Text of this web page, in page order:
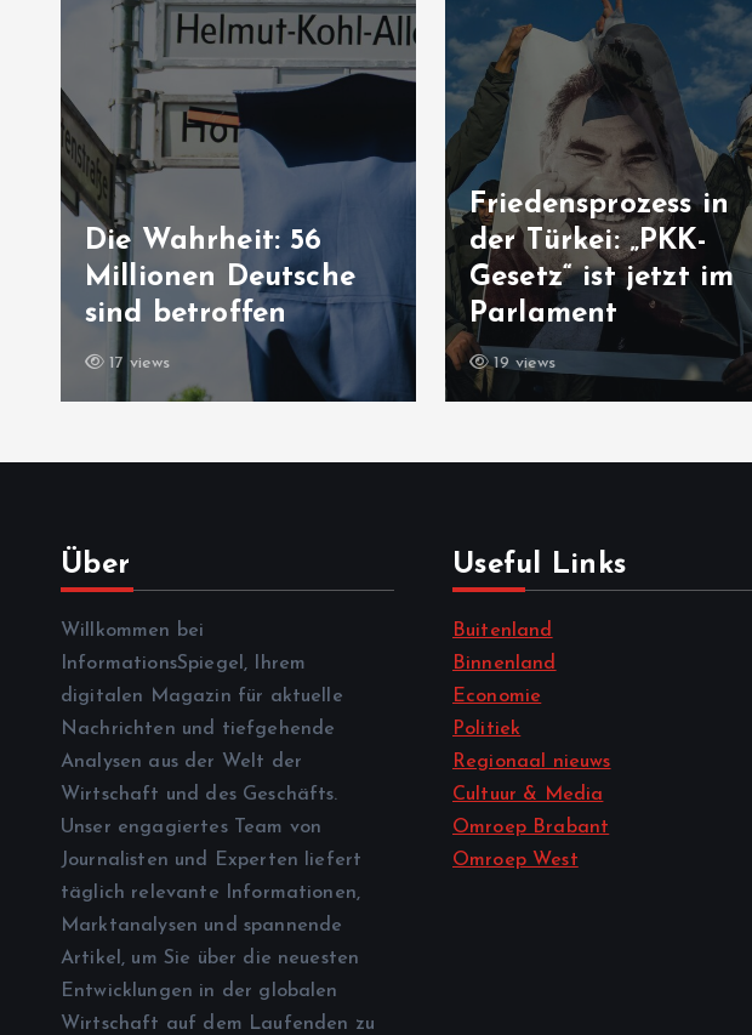
Friedensprozess in
der Türkei: „PKK-
Gesetz“ ist jetzt im
Parlament
19 views
Nabu-Ranking:
Kreuzfahrer in der
Klimaapokalypse
13 views
Über
Willkommen bei
InformationsSpiegel, Ihrem
digitalen Magazin für aktuelle
Nachrichten und tiefgehende
Analysen aus der Welt der
Wirtschaft und des Geschäfts.
Unser engagiertes Team von
Journalisten und Experten liefert
täglich relevante Informationen,
Marktanalysen und spannende
Artikel, um Sie über die neuesten
Entwicklungen in der globalen
Wirtschaft auf dem Laufenden zu
Useful Links
Buitenland
Binnenland
Economie
Politiek
Regionaal nieuws
Cultuur & Media
Omroep Brabant
Omroep West